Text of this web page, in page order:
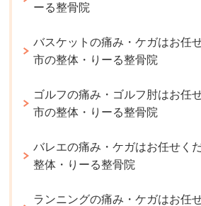
ーる整骨院
バスケットの痛み・ケガはお任
市の整体・りーる整骨院
ゴルフの痛み・ゴルフ肘はお任
市の整体・りーる整骨院
バレエの痛み・ケガはお任せく
整体・りーる整骨院
ランニングの痛み・ケガはお任